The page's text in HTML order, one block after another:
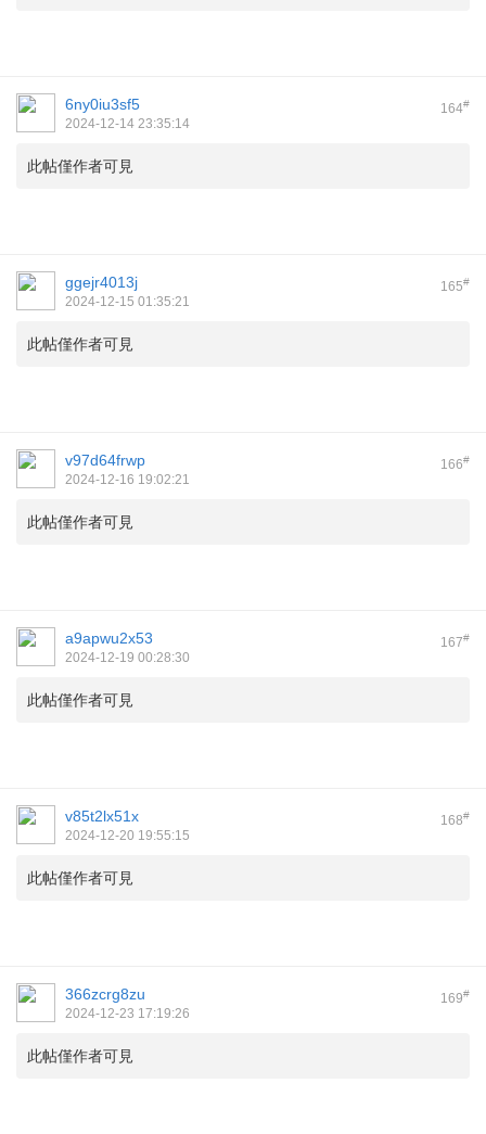
164#
6ny0iu3sf5
2024-12-14 23:35:14
此帖僅作者可見
165#
ggejr4013j
2024-12-15 01:35:21
此帖僅作者可見
166#
v97d64frwp
2024-12-16 19:02:21
此帖僅作者可見
167#
a9apwu2x53
2024-12-19 00:28:30
此帖僅作者可見
168#
v85t2lx51x
2024-12-20 19:55:15
此帖僅作者可見
169#
366zcrg8zu
2024-12-23 17:19:26
此帖僅作者可見